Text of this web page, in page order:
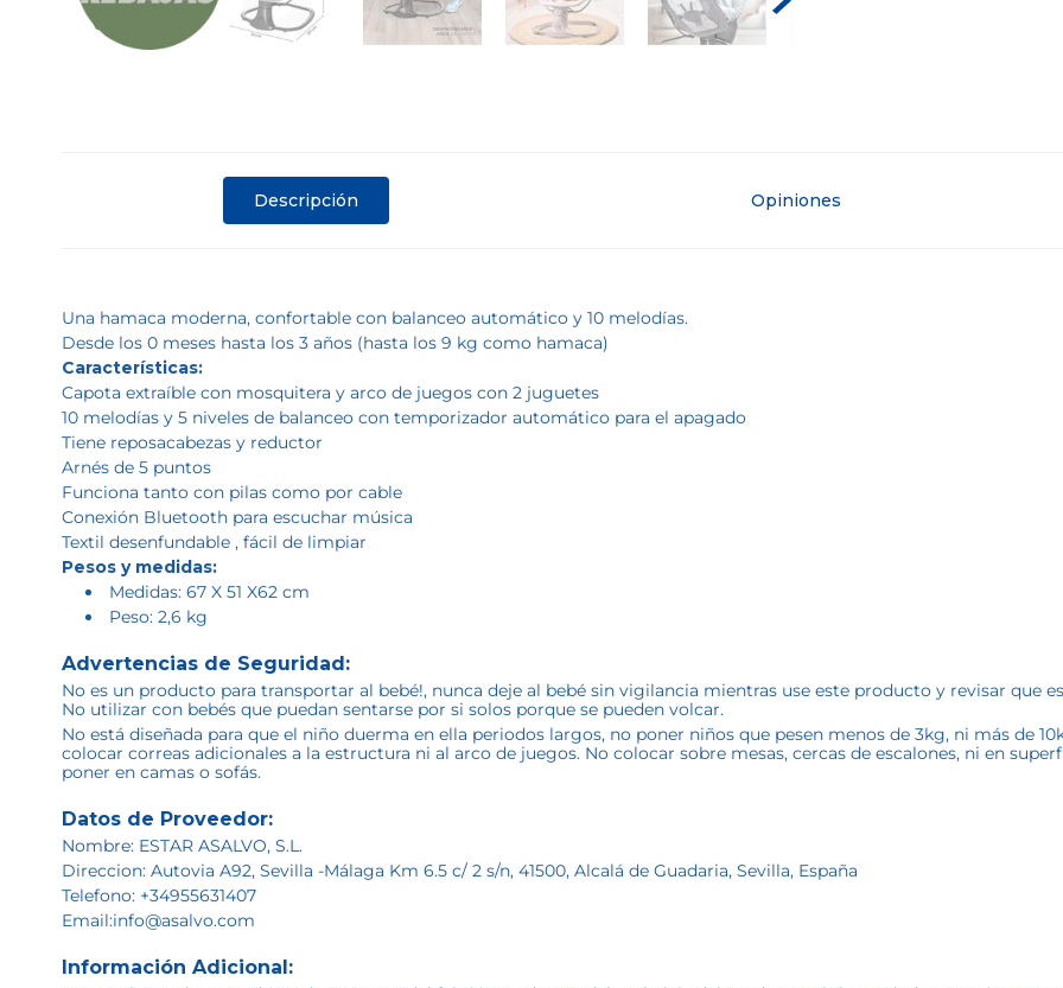
Descripción Opiniones
Una hamaca moderna, confortable con balanceo automático y 10 melodías.
Desde los 0 meses hasta los 3 años (hasta los 9 kg como hamaca)
Características:
Capota extraíble con mosquitera y arco de juegos con 2 juguetes
10 melodías y 5 niveles de balanceo con temporizador automático para el apagado
Tiene reposacabezas y reductor
Arnés de 5 puntos
Funciona tanto con pilas como por cable
Conexión Bluetooth para escuchar música
Textil desenfundable , fácil de limpiar
Pesos y medidas:
Medidas: 67 X 51 X62 cm
Peso: 2,6 kg
Advertencias de Seguridad:
No es un producto para transportar al bebé!, nunca deje al bebé sin vigilancia mientras use este producto y revisar que
No utilizar con bebés que puedan sentarse por si solos porque se pueden volcar.
No está diseñada para que el niño duerma en ella periodos largos, no poner niños que pesen menos de 3kg, ni más de
colocar correas adicionales a la estructura ni al arco de juegos. No colocar sobre mesas, cercas de escalones, ni en
poner en camas o sofás.
Datos de Proveedor:
Nombre: ESTAR ASALVO, S.L.
Direccion: Autovia A92, Sevilla -Málaga Km 6.5 c/ 2 s/n, 41500, Alcalá de Guadaria, Sevilla, España
Telefono: +34955631407
Email:info@asalvo.com
Información Adicional: